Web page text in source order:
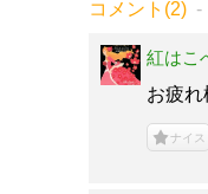
コメント(2)
紅はこ
お疲
ナイス